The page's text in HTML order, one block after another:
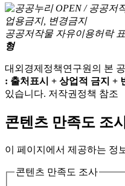
공공저작물 자유이용허락
형
대외경제정책연구원의 본
: 출처표시 + 상업적 금지 +
있습니다. 저작권정책 참조
콘텐츠 만족도 조
이 페이지에서 제공하는 정
콘텐츠 만족도 조사